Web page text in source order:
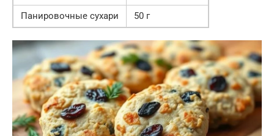
Панировочные сухари
50 г